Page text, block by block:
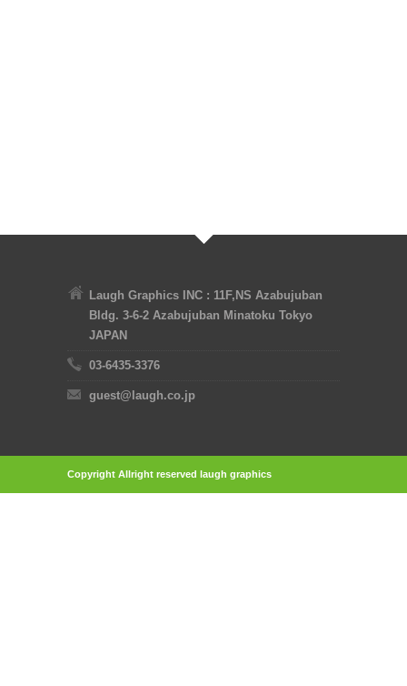
Laugh Graphics INC : 11F,NS Azabujuban
Bldg. 3-6-2 Azabujuban Minatoku Tokyo
JAPAN
03-6435-3376
guest@laugh.co.jp
Copyright Allright reserved laugh graphics